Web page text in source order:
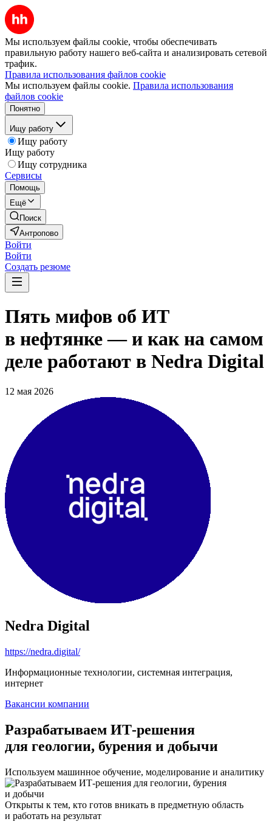
Мы используем файлы cookie, чтобы обеспечивать
правильную работу нашего веб-сайта и анализировать сетевой
трафик.
Правила использования файлов cookie
Мы используем файлы cookie. Правила использования
файлов cookie
Понятно
Ищу работу
Ищу работу
Ищу работу
Ищу сотрудника
Сервисы
Помощь
Ещё
Поиск
Антропово
Войти
Войти
Создать резюме
Пять мифов об ИТ
в нефтянке — и как на самом
деле работают в Nedra Digital
12 мая 2026
Nedra Digital
https://nedra.digital/
Информационные технологии, системная интеграция,
интернет
Вакансии компании
Разрабатываем ИТ-решения
для геологии, бурения и добычи
Используем машинное обучение, моделирование и аналитику
Открыты к тем, кто готов вникать в предметную область
и работать на результат